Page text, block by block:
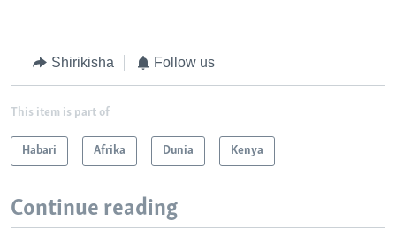
Shirikisha Follow us
This item is part of
Habari Afrika Dunia Kenya
Continue reading